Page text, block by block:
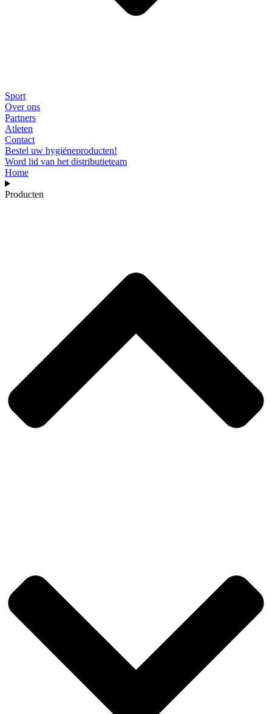
Sport
Over ons
Partners
Atleten
Contact
Bestel uw hygiëneproducten!
Word lid van het distributieteam
Home
Producten